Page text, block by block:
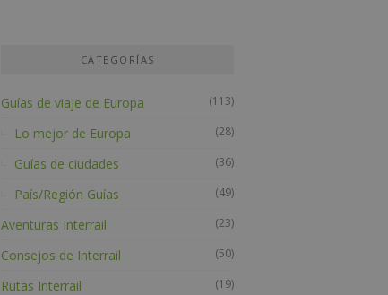
CATEGORÍAS
Guías de viaje de Europa (113)
Lo mejor de Europa (28)
Guías de ciudades (36)
País/Región Guías (49)
Aventuras Interrail (23)
Consejos de Interrail (50)
Rutas Interrail (19)